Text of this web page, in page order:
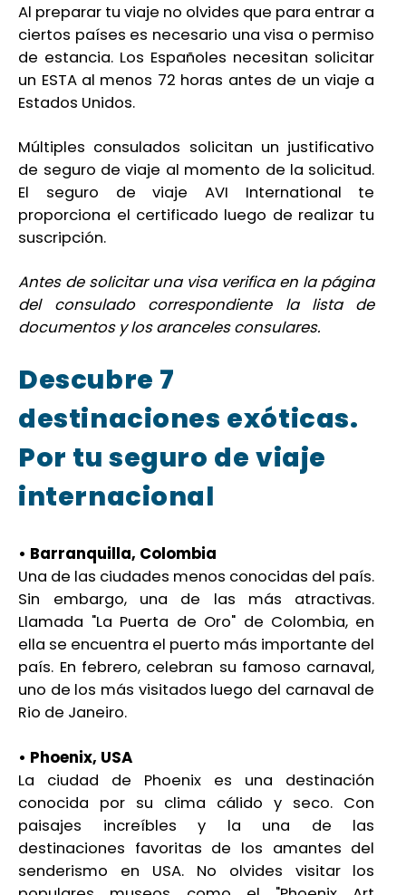
Al preparar tu viaje no olvides que para entrar a
ciertos países es necesario una visa o permiso
de estancia. Los Españoles necesitan solicitar
un ESTA al menos 72 horas antes de un viaje a
Estados Unidos.
Múltiples consulados solicitan un justificativo
de seguro de viaje al momento de la solicitud.
El seguro de viaje AVI International te
proporciona el certificado luego de realizar tu
suscripción.
Antes de solicitar una visa verifica en la página
del consulado correspondiente la lista de
documentos y los aranceles consulares.
Descubre 7
destinaciones exóticas.
Por tu seguro de viaje
internacional
• Barranquilla, Colombia
Una de las ciudades menos conocidas del país.
Sin embargo, una de las más atractivas.
Llamada "La Puerta de Oro" de Colombia, en
ella se encuentra el puerto más importante del
país. En febrero, celebran su famoso carnaval,
uno de los más visitados luego del carnaval de
Rio de Janeiro.
• Phoenix, USA
La ciudad de Phoenix es una destinación
conocida por su clima cálido y seco. Con
paisajes increíbles y la una de las
destinaciones favoritas de los amantes del
senderismo en USA. No olvides visitar los